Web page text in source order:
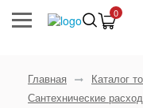
0
Главная
Каталог
Сантехнические